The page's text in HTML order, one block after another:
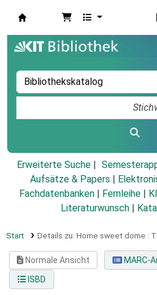
Erweiterte Suche
Aufsätze & Papers
Fachdatenbanken
Fernleihe
Literaturwunsch
Start Details zu: Home sweet dome :
Normale Ansicht
MARC-
ISBD